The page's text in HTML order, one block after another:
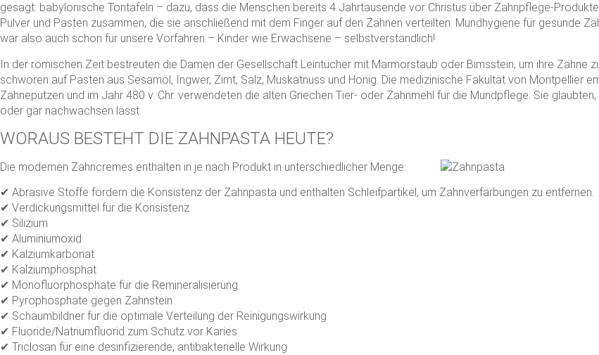
gesagt: babylonische Tontafeln – dazu, dass die Menschen bereits 4 Jahrtausende vor Christus über Zahnpflege-
Pulver und Pasten zusammen, die sie anschließend mit dem Finger auf den Zähnen verteilten. Mundhygiene für gesunde
war also auch schon für unsere Vorfahren – Kinder wie Erwachsene – selbstverständlich!
In der römischen Zeit bestreuten die Damen der Gesellschaft Leintücher mit Marmorstaub oder Bimsstein, um ihre Zähne
schworen auf Pasten aus Sesamöl, Ingwer, Zimt, Salz, Muskatnuss und Honig. Die medizinische Fakultät von Montpellier
Zähneputzen und im Jahr 480 v. Chr. verwendeten die alten Griechen Tier- oder Zahnmehl für die Mundpflege. Sie
oder gar nachwachsen lässt.
WORAUS BESTEHT DIE ZAHNPASTA HEUTE?
Die modernen Zahncremes enthalten in je nach Produkt in unterschiedlicher Menge:
✔ Abrasive Stoffe fördern die Konsistenz der Zahnpasta und enthalten Schleifpartikel, um Zahnverfärbungen zu entfernen.
✔ Verdickungsmittel für die Konsistenz
✔ Silizium
✔ Aluminiumoxid
✔ Kalziumkarbonat
✔ Kalziumphosphat
✔ Monofluorphosphate für die Remineralisierung
✔ Pyrophosphate gegen Zahnstein
✔ Schaumbildner für die optimale Verteilung der Reinigungswirkung
✔ Fluoride/Natriumfluorid zum Schutz vor Karies
✔ Triclosan für eine desinfizierende, antibakterielle Wirkung